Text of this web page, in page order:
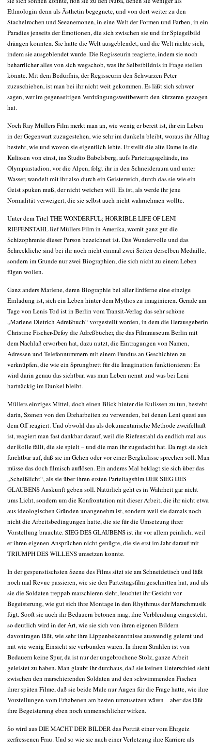
Ethnologin denn als Ästhetin begegnete, und von dort weiter zu den
Stachelrochen und Seeanemonen, in eine Welt der Formen und Farben, in ein
Paradies jenseits der Emotionen, die sich zwischen sie und ihr Spiegelbild
drängen konnten. Sie hatte die Welt ausgeblendet, und die Welt rächte sich,
indem sie ausgeblendet wurde. Die Regisseurin reagierte, indem sie noch
beharrlicher alles von sich wegschob, was ihr Selbstbildnis in Frage stellen
könnte. Mit dem Bedürfnis, der Regisseurin den Schwarzen Peter
zuzuschieben, ist man bei ihr nicht weit gekommen. Es läßt sich schwer
sagen, wer im gegenseitigen Verdrängungswettbewerb den kürzeren gezogen
hat.
Noch Ray Müllers Film merkt man an, wie wenig er bereit ist, ihr ein Leben
in der Gegenwart zuzugestehen, wie sehr im dunkeln bleibt, woraus ihr Alltag
besteht, wie und wovon sie eigentlich lebte. Er stellt die alte Dame in die
Kulissen von einst, ins Studio Babelsberg, aufs Parteitagsgelände, ins
Olympiastadion, vor die Alpen, folgt ihr in den Schneideraum und unter
Wasser, wandelt mit ihr also durch ein Geisterreich, durch das sie wie ein
Geist spuken muß, der nicht weichen will. Es ist, als werde ihr jene
Normalität verweigert, die sie selbst auch nicht wahrnehmen wollte.
Unter dem Titel THE WONDERFUL; HORRIBLE LIFE OF LENI
RIEFENSTAHL lief Müllers Film in Amerika, womit ganz gut die
Schizophrenie dieser Person bezeichnet ist. Das Wundervolle und das
Schreckliche sind bei ihr noch nicht einmal zwei Seiten derselben Medaille,
sondern im Grunde nur zwei Biographien, die sich nicht zu einem Leben
fügen wollen.
Ganz anders Marlene, deren Biographie bei aller Erdferne eine einzige
Einladung ist, sich ein Leben hinter dem Mythos zu imaginieren. Gerade am
Tage von Lenis Tod ist in Berlin vom Transit-Verlag das sehr schöne
„Marlene Dietrich Adreßbuch“ vorgestellt worden, in dem die Herausgeberin
Christine Fischer-Defoy die Adreßbücher, die das Filmmuseum Berlin mit
dem Nachlaß erworben hat, dazu nutzt, die Eintragungen von Namen,
Adressen und Telefonnummern mit einem Fundus an Geschichten zu
verknüpfen, die wie ein Sprungbrett für die Imagination funktionieren: Es
wird darin genau das sichtbar, was man Leben nennt und was bei Leni
hartnäckig im Dunkel bleibt.
Müllers einziges Mittel, doch einen Blick hinter die Kulissen zu tun, besteht
darin, Szenen von den Dreharbeiten zu verwenden, bei denen Leni quasi aus
dem Off reagiert. Und obwohl das als dokumentarische Methode zweifelhaft
ist, reagiert man fast dankbar darauf, weil die Riefenstahl da endlich mal aus
der Rolle fällt, die sie spielt – und die man ihr zugedacht hat. Da regt sie sich
furchtbar auf, daß sie im Gehen oder vor einer Bergkulisse sprechen soll. Man
müsse das doch filmisch auflösen. Ein anderes Mal beklagt sie sich über das
„Scheißlicht“, als sie über ihren ersten Parteitagsfilm DER SIEG DES
GLAUBENS Auskunft geben soll. Natürlich geht es in Wahrheit gar nicht
ums Licht, sondern um die Konfrontation mit dieser Arbeit, die ihr nicht etwa
aus ideologischen Gründen unangenehm ist, sondern weil sie damals noch
nicht die Arbeitsbedingungen hatte, die sie für die Umsetzung ihrer
Vorstellung brauchte. SIEG DES GLAUBENS ist ihr vor allem peinlich, weil
er ihren eigenen Ansprüchen nicht genügte, die sie erst im Jahr darauf mit
TRIUMPH DES WILLENS umsetzen konnte.
In der gespenstischsten Szene des Films sitzt sie am Schneidetisch und läßt
noch mal Revue passieren, wie sie den Parteitagsfilm geschnitten hat, und als
sie die Soldaten treppab marschieren sieht, leuchtet ihr Gesicht vor
Begeisterung, wie gut sich ihre Montage in den Rhythmus der Marschmusik
fügt. Sooft sie auch ihr Bedauern betonen mag, ihre Verblendung eingesteht,
so deutlich wird in der Art, wie sie sich von ihren eigenen Bildern
davontragen läßt, wie sehr ihre Lippenbekenntnisse auswendig gelernt und
mit wie wenig Einsicht sie verbunden waren. In ihrem Strahlen ist von
Bedauern keine Spur, da ist nur der ungebrochene Stolz, ganze Arbeit
geleistet zu haben. Man glaubt ihr durchaus, daß sie keinen Unterschied sieht
zwischen den marschierenden Soldaten und den schwimmenden Fischen
ihrer späten Filme, daß sie beide Male nur Augen für die Frage hatte, wie ihre
Vorstellungen vom Erhabenen am besten umzusetzen wären – aber das läßt
ihre Begeisterung eben noch unmenschlicher wirken.
So wird aus DIE MACHT DER BILDER das Porträt einer vom Ehrgeiz
zerfressenen Frau. Und so wie sie nach einer Verletzung ihre Karriere als